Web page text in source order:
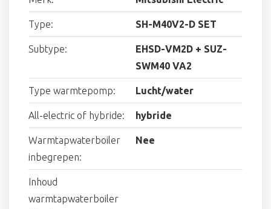
Type: SH-M40V2-D SET
Subtype:
EHSD-VM2D + SUZ-
SWM40 VA2
Type warmtepomp: Lucht/water
All-electric of hybride: hybride
Warmtapwaterboiler
inbegrepen:
Nee
Inhoud
warmtapwaterboiler